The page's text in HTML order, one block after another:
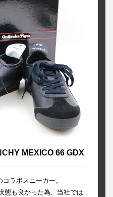
MEXICO 66 GDX
ラボスニーカー。
態も良かった為、当社では